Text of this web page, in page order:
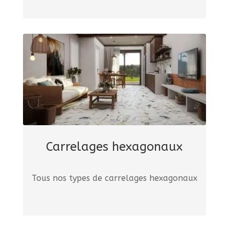
Carrelages hexagonaux
Tous nos types de carrelages hexagonaux